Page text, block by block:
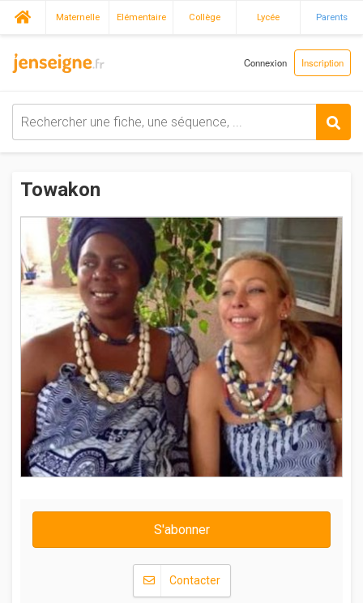
Maternelle Elémentaire Collège Lycée Parents
Connexion Inscription
Towakon
S'abonner
Contacter